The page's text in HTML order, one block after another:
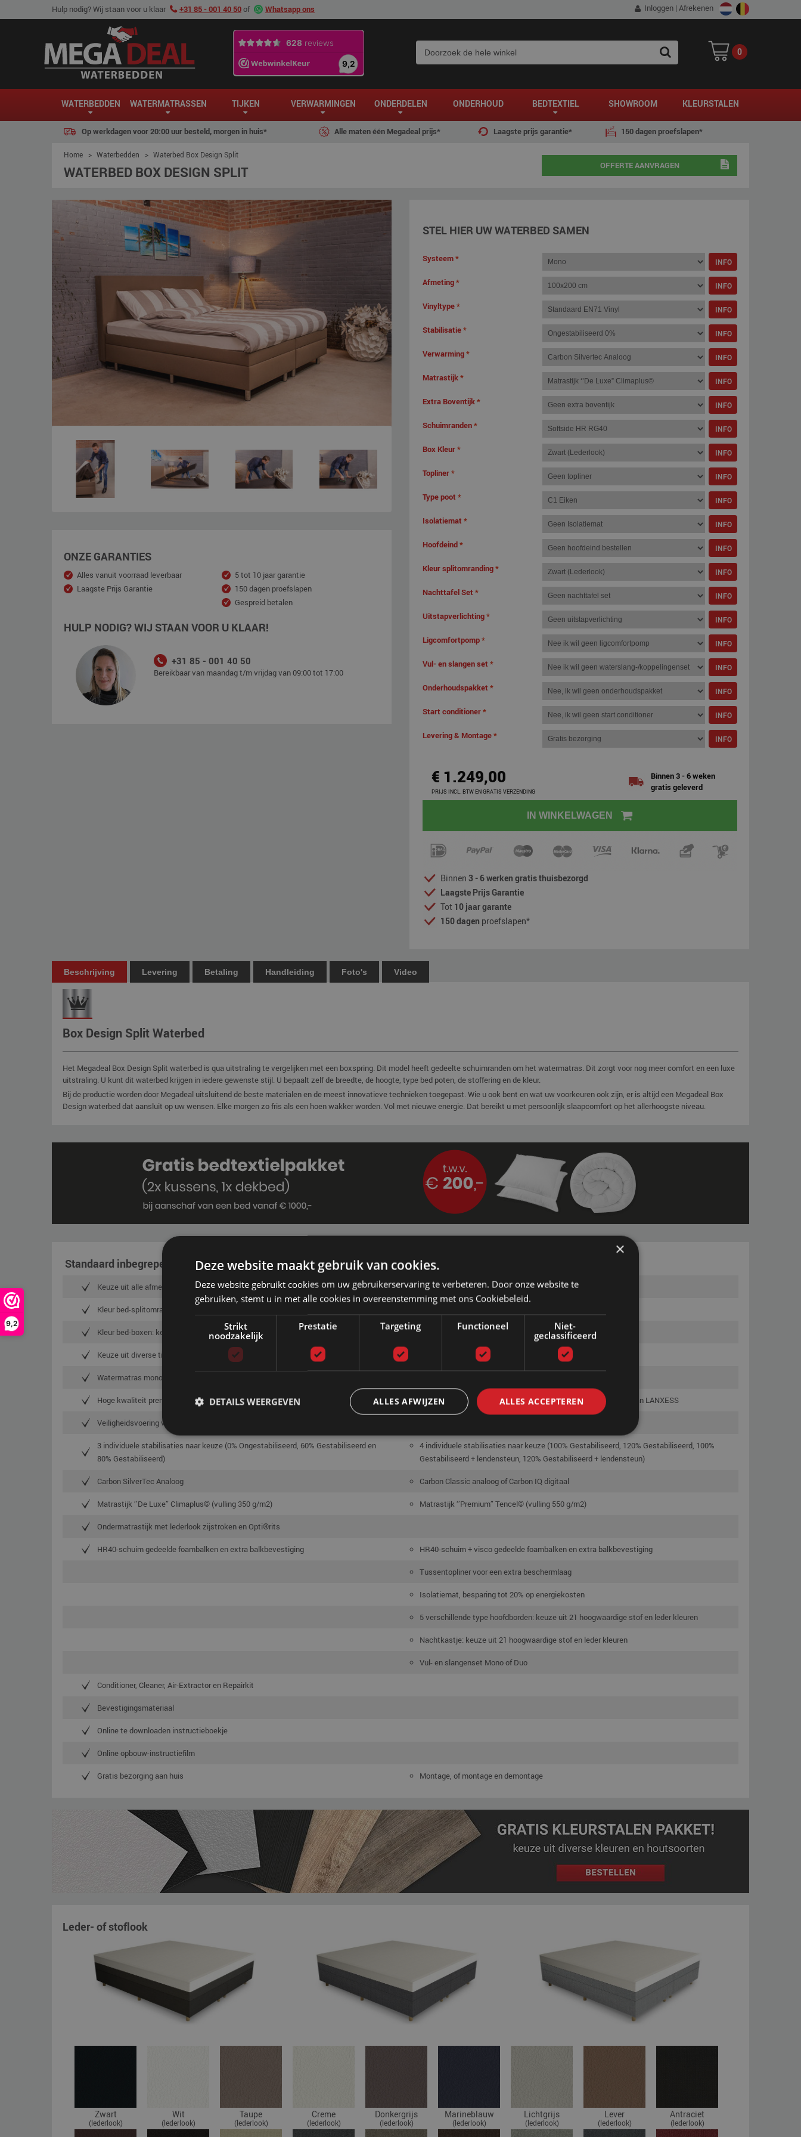
9,2
Hulp nodig? Wij staan voor u klaar +31 85 - 001 40 50of Whatsapp ons Inloggen | Afrekenen
0
SEARCH
WATERBEDDEN WATERMATRASSEN TIJKEN VERWARMINGEN ONDERDELEN ONDERHOUD BEDTEXTIEL SHOWROOM KLEURSTALEN
Op werkdagen voor 20:00 uur besteld, morgen in huis* Alle maten één Megadeal prijs* Laagste prijs garantie* 150 dagen proefslapen*
Home > Waterbedden > Waterbed Box Design Split
WATERBED BOX DESIGN SPLIT OFFERTE AANVRAGEN
ONZE GARANTIES
Alles vanuit voorraad leverbaar
Laagste Prijs Garantie
5 tot 10 jaar garantie
150 dagen proefslapen
Gespreid betalen
HULP NODIG? WIJ STAAN VOOR U KLAAR!
+31 85 - 001 40 50
Bereikbaar van maandag t/m vrijdag van 09:00 tot 17:00
STEL HIER UW WATERBED SAMEN
Systeem* INFO
Afmeting* INFO
Vinyltype* INFO
Stabilisatie* INFO
Verwarming* INFO
Matrastijk* INFO
Extra Boventijk* INFO
Schuimranden* INFO
Box Kleur* INFO
Topliner* INFO
Type poot * INFO
Isolatiemat * INFO
Hoofdeind* INFO
Kleur splitomranding* INFO
Nachttafel Set * INFO
Uitstapverlichting* INFO
Ligcomfortpomp* INFO
Vul- en slangen set * INFO
Onderhoudspakket * INFO
Start conditioner* INFO
Levering & Montage* INFO
€ 1.249,00
PRIJS INCL. BTW EN GRATIS VERZENDING
Binnen 3 - 6 weken
gratis geleverd
IN WINKELWAGEN
Binnen 3 - 6 werken gratis thuisbezorgd
Laagste Prijs Garantie
Tot 10 jaar garante
150 dagen proefslapen*
Beschrijving Levering Betaling Handleiding Foto's Video
Box Design Split Waterbed
Het Megadeal Box Design Split waterbed is qua uitstraling te vergelijken met een boxspring. Dit model heeft gedeelte schuimranden om het watermatras. Dit zorgt voor nog meer comfort en een luxe
uitstraling. U kunt dit waterbed krijgen in iedere gewenste stijl. U bepaalt zelf de breedte, de hoogte, type bed poten, de stoffering en de kleur.
Bij de productie worden door Megadeal uitsluitend de beste materialen en de meest innovatieve technieken toegepast. Wie u ook bent en wat uw voorkeuren ook zijn, er is altijd een Megadeal Box
Design waterbed dat aansluit op uw wensen. Elke morgen zo fris als een hoen wakker worden. Vol met nieuwe energie. Dat bereikt u met persoonlijk slaapcomfort op het allerhoogste niveau.
Standaard inbegrepen opties
Keuze uit alle afmetingen voor dezelfde prijs
Kleur bed-splitomranding: keuze uit 21 hoogwaardige stof en leder kleuren
Kleur bed-boxen: keuze uit 21 hoogwaardige stof en leder kleuren
Keuze uit diverse tijdloze, kwalitatieve bedpoten
Watermatras monosysteem
Hoge kwaliteit premium vinyl DIN EN 71-3 gecertificeerd Speciale gezondheidsvriendelijke vinylkwaliteit MESAMOLL 2 van LANXESS
Veiligheidsvoering van vinyl DIN EN 71-3 gecertificeerd
3 individuele stabilisaties naar keuze (0% Ongestabiliseerd, 60% Gestabiliseerd en
80% Gestabiliseerd)
4 individuele stabilisaties naar keuze (100% Gestabiliseerd, 120% Gestabiliseerd, 100%
Gestabiliseerd + lendensteun, 120% Gestabiliseerd + lendensteun)
Carbon SilverTec Analoog Carbon Classic analoog of Carbon IQ digitaal
Matrastijk ‘’De Luxe” Climaplus© (vulling 350 g/m2) Matrastijk ‘’Premium” Tencel© (vulling 550 g/m2)
Ondermatrastijk met lederlook zijstroken en Opti®rits
HR40-schuim gedeelde foambalken en extra balkbevestiging HR40-schuim + visco gedeelde foambalken en extra balkbevestiging
Tussentopliner voor een extra beschermlaag
Isolatiemat, besparing tot 20% op energiekosten
5 verschillende type hoofdborden: keuze uit 21 hoogwaardige stof en leder kleuren
Nachtkastje: keuze uit 21 hoogwaardige stof en leder kleuren
Vul- en slangenset Mono of Duo
Conditioner, Cleaner, Air-Extractor en Repairkit
Bevestigingsmateriaal
Online te downloaden instructieboekje
Online opbouw-instructiefilm
Gratis bezorging aan huis Montage, of montage en demontage
Leder- of stoflook
Zwart
(lederlook)
Wit
(lederlook)
Taupe
(lederlook)
Creme
(lederlook)
Donkergrijs
(lederlook)
Marineblauw
(lederlook)
Lichtgrijs
(lederlook)
Lever
(lederlook)
Antraciet
(lederlook)
×
Deze website maakt gebruik van cookies.
Deze website gebruikt cookies om uw gebruikerservaring te verbeteren. Door onze website te
gebruiken, stemt u in met alle cookies in overeenstemming met ons Cookiebeleid.
Strikt
noodzakelijk
Prestatie Targeting Functioneel
Niet-
geclassificeerd
ALLES ACCEPTEREN
ALLES AFWIJZEN
DETAILS WEERGEVEN